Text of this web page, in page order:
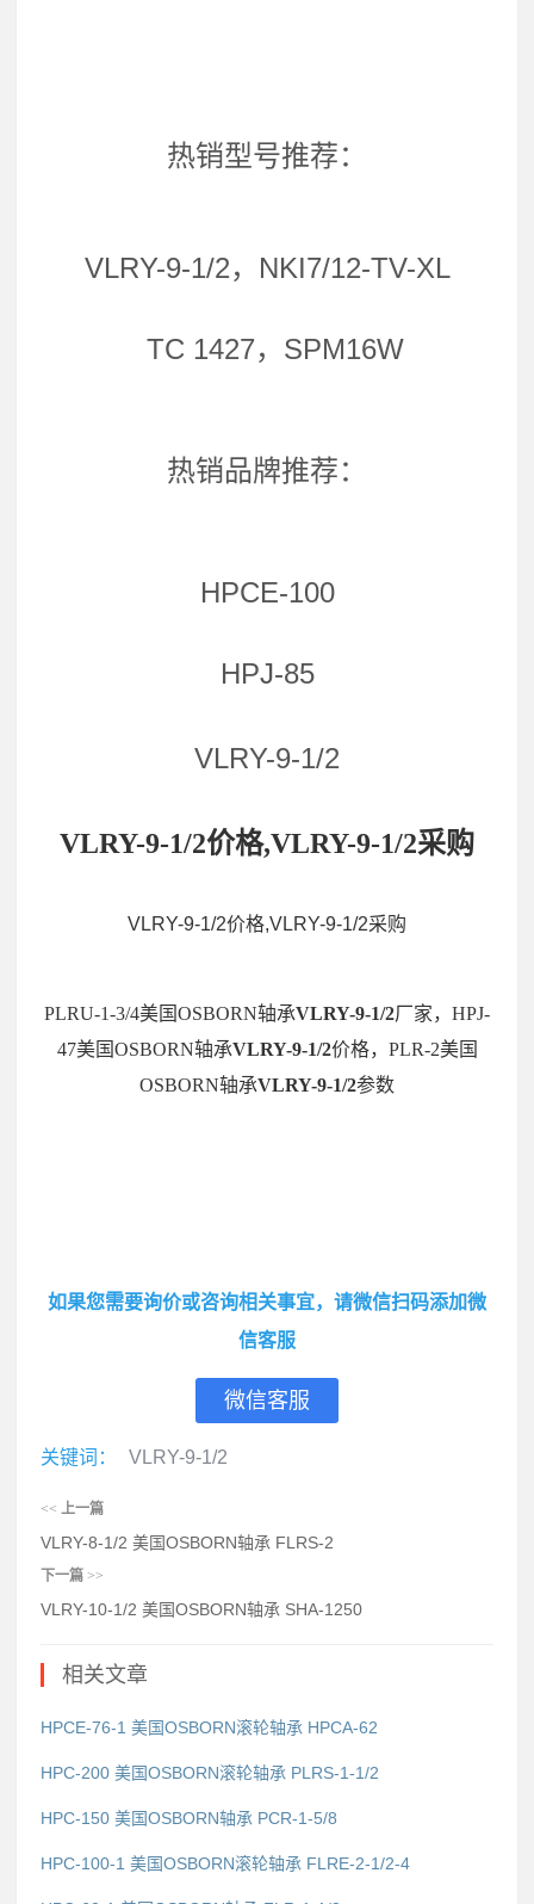
热销型号推荐：
VLRY-9-1/2，NKI7/12-TV-XL
TC 1427，SPM16W
热销品牌推荐：
HPCE-100
HPJ-85
VLRY-9-1/2
VLRY-9-1/2价格,VLRY-9-1/2采购
VLRY-9-1/2价格,VLRY-9-1/2采购
PLRU-1-3/4美国OSBORN轴承VLRY-9-1/2厂家，HPJ-
47美国OSBORN轴承VLRY-9-1/2价格，PLR-2美国
OSBORN轴承VLRY-9-1/2参数
如果您需要询价或咨询相关事宜，请微信扫码添加微
信客服
微信客服
关键词： VLRY-9-1/2
<< 上一篇
VLRY-8-1/2 美国OSBORN轴承 FLRS-2
下一篇 >>
VLRY-10-1/2 美国OSBORN轴承 SHA-1250
相关文章
HPCE-76-1 美国OSBORN滚轮轴承 HPCA-62
HPC-200 美国OSBORN滚轮轴承 PLRS-1-1/2
HPC-150 美国OSBORN轴承 PCR-1-5/8
HPC-100-1 美国OSBORN滚轮轴承 FLRE-2-1/2-4